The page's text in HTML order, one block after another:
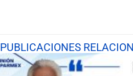
PUBLICACIONES